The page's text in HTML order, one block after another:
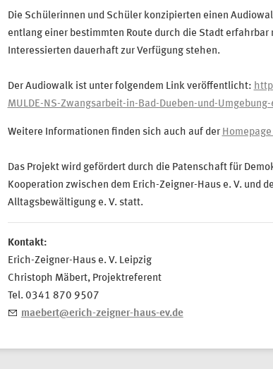
Die Schülerinnen und Schüler konzipierten einen
entlang einer bestimmten Route durch die Stadt
Interessierten dauerhaft zur Verfügung stehen.
Der Audiowalk ist unter folgendem Link veröffentlicht:
MULDE-NS-Zwangsarbeit-in-Bad-Dueben-und-
Weitere Informationen finden sich auch auf der
Das Projekt wird gefördert durch die Patenschaft für
Kooperation zwischen dem Erich-Zeigner-Haus e. V. und
Alltagsbewältigung e. V. statt.
Kontakt:
Erich-Zeigner-Haus e. V. Leipzig
Christoph Mäbert, Projektreferent
Tel. 0341 870 9507
maebert@erich-zeigner-haus-ev.de